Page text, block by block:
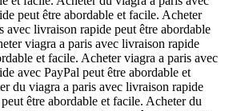
peut être abordable et facile. Acheter
avec livraison rapide peut être abordable
viagra a paris avec livraison rapide
et facile. Acheter viagra a paris avec
avec PayPal peut être abordable et
du viagra a paris avec livraison rapide
être abordable et facile. Acheter du